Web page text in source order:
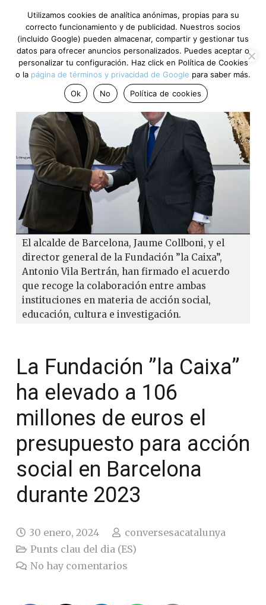
El alcalde de Barcelona, Jaume Collboni, y el
director general de la Fundación ”la Caixa”,
Antonio Vila Bertrán, han firmado el acuerdo
que recoge la colaboración entre ambas
instituciones en materia de acción social,
educación, cultura e investigación.
La Fundación ”la Caixa”
ha elevado a 106
millones de euros el
presupuesto para acción
social en Barcelona
durante 2023
30 enero, 2024
conversesacatalunya
Punts clau del dia (ES)
No hay comentarios
Utilizamos cookies de analítica anónimas, propias para su
correcto funcionamiento y de publicidad. Nuestros socios
(incluido Google) pueden almacenar, compartir y gestionar tus
datos para ofrecer anuncios personalizados. Puedes aceptar o
personalizar tu configuración. Haz click en Política de Cookies
o la página de términos y privacidad de Google para saber más.
Ok
No Política de cookies